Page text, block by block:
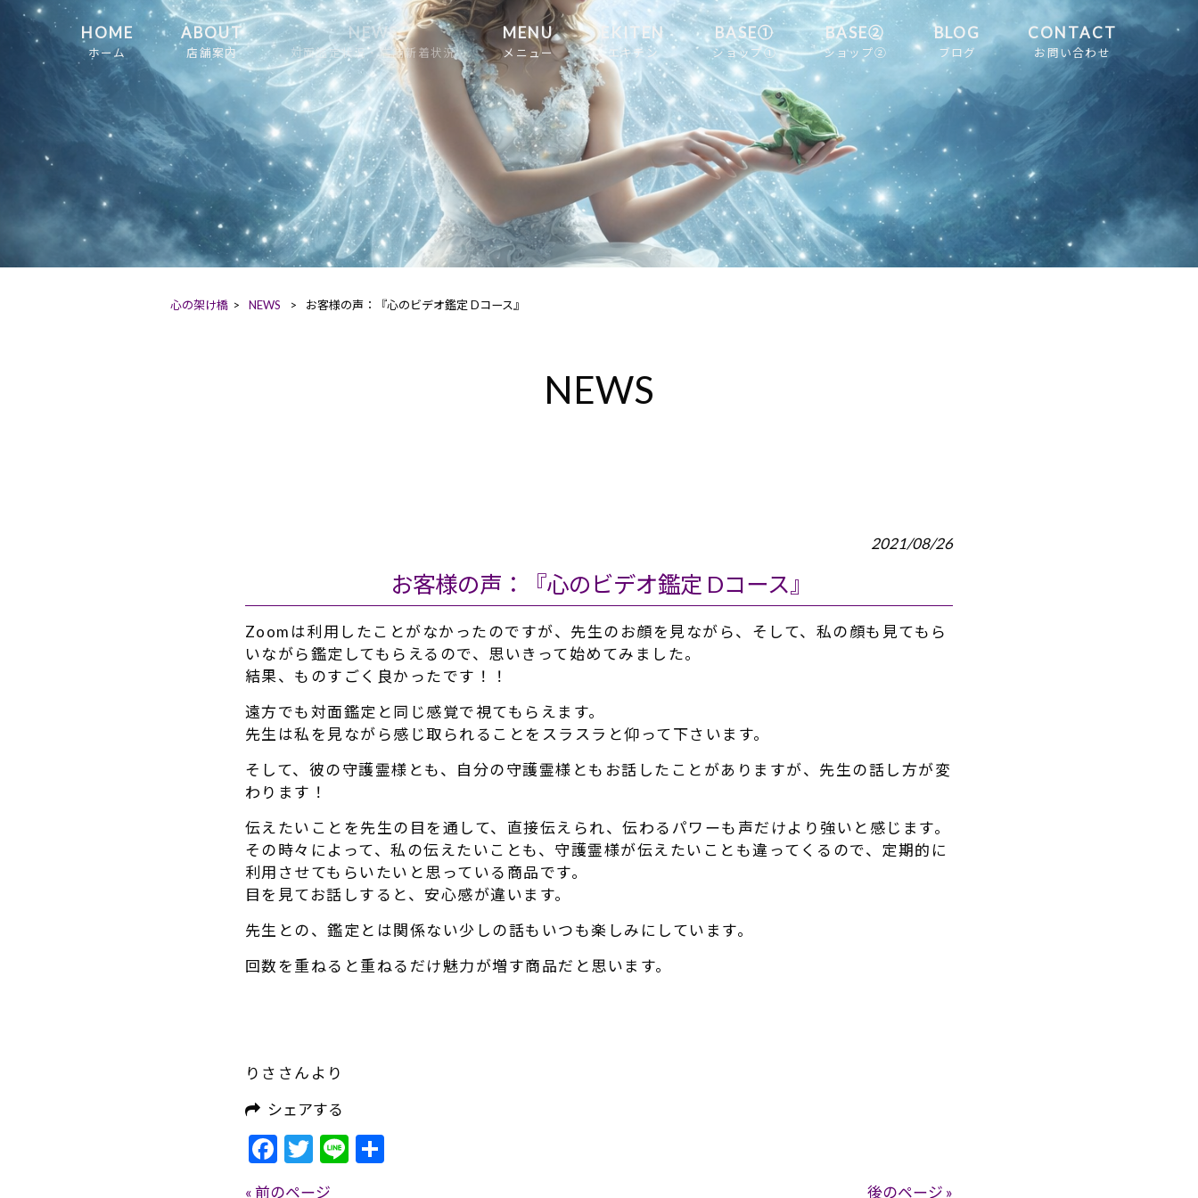
HOME
ホーム
ABOUT
店舗案内
NEWS
対面鑑定状況・店舗新着状況
MENU
メニュー
EKITEN
エキテン
BASE①
ショップ①
BASE②
ショップ②
BLOG
ブログ
CONTACT
お問い合わせ
心の架け橋 > NEWS > お客様の声：『心のビデオ鑑定 Dコース』
NEWS
2021/08/26
お客様の声：『心のビデオ鑑定 Dコース』
Zoomは利用したことがなかったのですが、 先生のお顔を見ながら、そして、 私の顔も見てもら
いながら鑑定してもらえるので、 思いきって始めてみました。
結果、ものすごく良かったです！！
遠方でも対面鑑定と同じ感覚で視てもらえます。
先生は私を見ながら感じ取られることをスラスラと仰って下さいま す。
そして、彼の守護霊様とも、 自分の守護霊様ともお話したことがありますが、 先生の話し方が変
わります！
伝えたいことを先生の目を通して、直接伝えられ、伝わるパワーも声だけより強いと感じます。
その時々によって、私の伝えたいことも、 守護霊様が伝えたいことも違ってくるので、 定期的に
利用させてもらいたいと思っている商品です。
目を見てお話しすると、安心感が違います。
先生との、鑑定とは関係ない少しの話もいつも楽しみにしています。
回数を重ねると重ねるだけ魅力が増す商品だと思います。
りささんより
シェアする
Facebook
Twitter
Line共
« 前のページ 後のページ »